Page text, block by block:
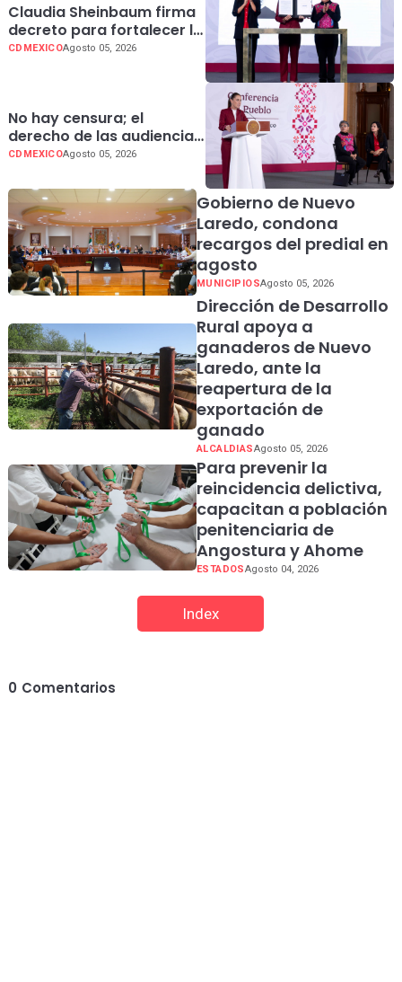
Claudia Sheinbaum firma
decreto para fortalecer la
transparencia en el
CDMEXICOAgosto 05, 2026
No hay censura; el
derecho de las audiencias
es un principio
Claudia Sheinbaum
CDMEXICOAgosto 05, 2026
Gobierno de Nuevo
Laredo, condona
recargos del predial en
agosto
MUNICIPIOSAgosto 05, 2026
Dirección de Desarrollo
Rural apoya a
ganaderos de Nuevo
Laredo, ante la
reapertura de la
exportación de
ganado
ALCALDIASAgosto 05, 2026
Para prevenir la
reincidencia delictiva,
capacitan a población
penitenciaria de
Angostura y Ahome
ESTADOSAgosto 04, 2026
Index
0 Comentarios